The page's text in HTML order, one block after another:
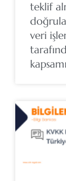
teklif
veri